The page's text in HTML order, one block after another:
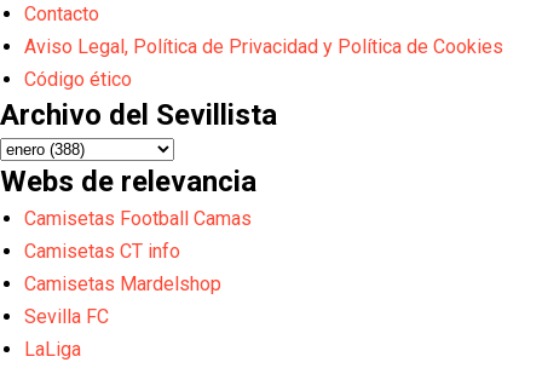
Contacto
Aviso Legal, Política de Privacidad y Política de Cookies
Código ético
Archivo del Sevillista
Webs de relevancia
Camisetas Football Camas
Camisetas CT info
Camisetas Mardelshop
Sevilla FC
LaLiga